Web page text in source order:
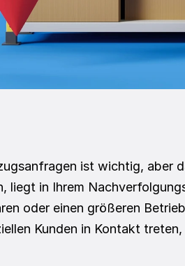
ist wichtig, aber
liegt in Ihrem
oder einen größeren
Kunden in Kontakt